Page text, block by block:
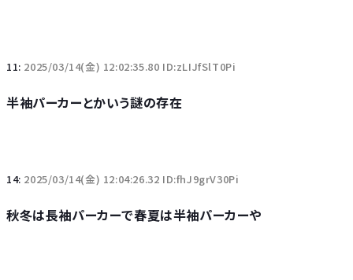
11: 2025/03/14(金) 12:02:35.80 ID:zLIJfSlT0Pi
半袖パーカーとかいう謎の存在
14: 2025/03/14(金) 12:04:26.32 ID:fhJ9grV30Pi
秋冬は長袖パーカーで春夏は半袖パーカーや